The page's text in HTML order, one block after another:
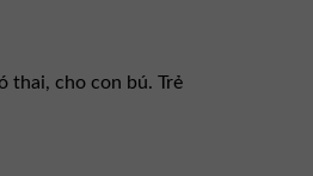
thai, cho con bú. Trẻ